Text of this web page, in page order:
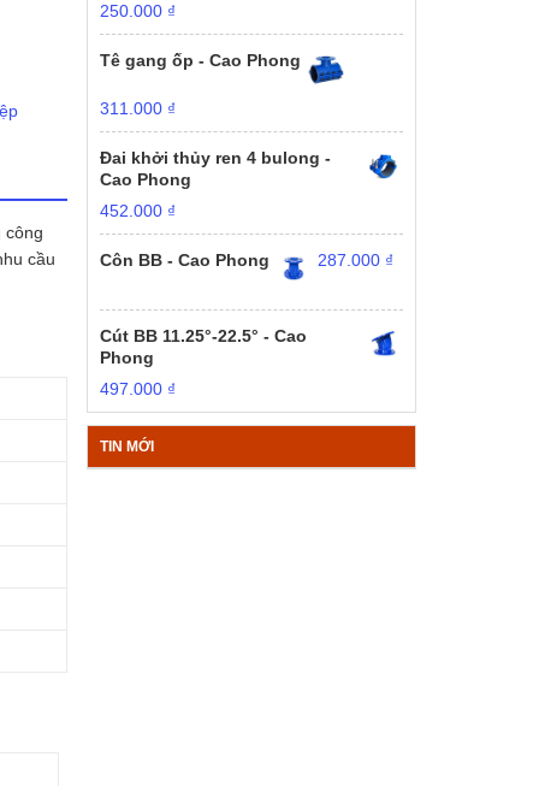
công
cầu
250.000 ₫
Tê gang ốp - Cao Phong
311.000 ₫
Đai khởi thủy ren 4 bulong -
Cao Phong
452.000 ₫
Côn BB - Cao Phong 287.000 ₫
Cút BB 11.25°-22.5° - Cao
Phong
497.000 ₫
TIN MỚI